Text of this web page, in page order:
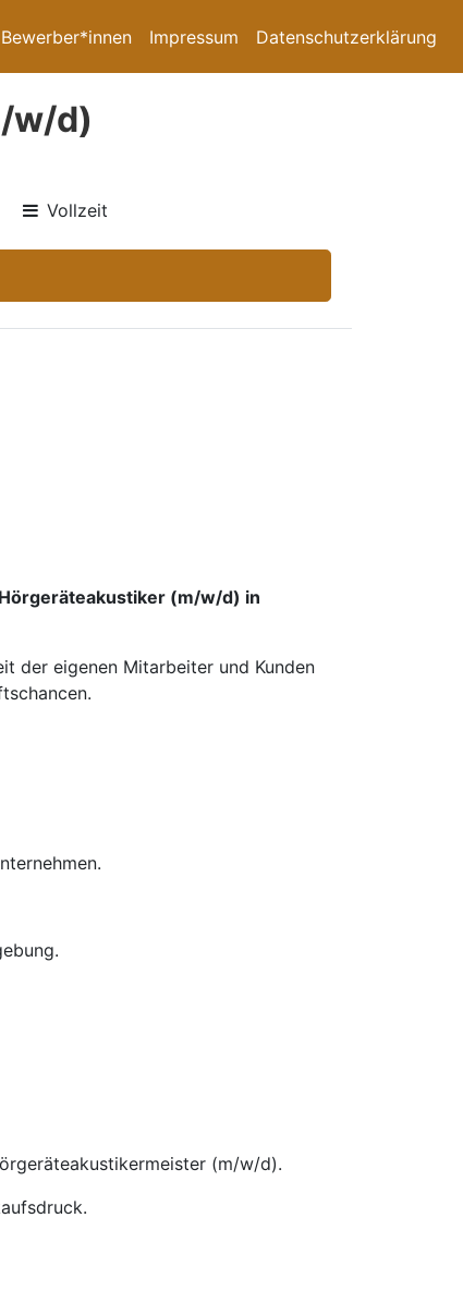
Impressum Datenschutzerklärung
w/d)
Vollzeit
(m/w/d) in
der eigenen Mitarbeiter und Kunden
(m/w/d).